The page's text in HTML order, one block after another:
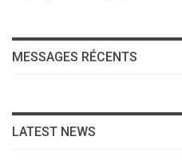
MESSAGES RÉCENTS
LATEST NEWS